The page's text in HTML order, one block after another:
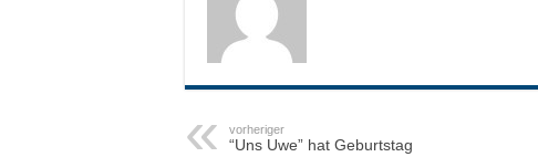
vorheriger
“Uns Uwe” hat Geburtstag